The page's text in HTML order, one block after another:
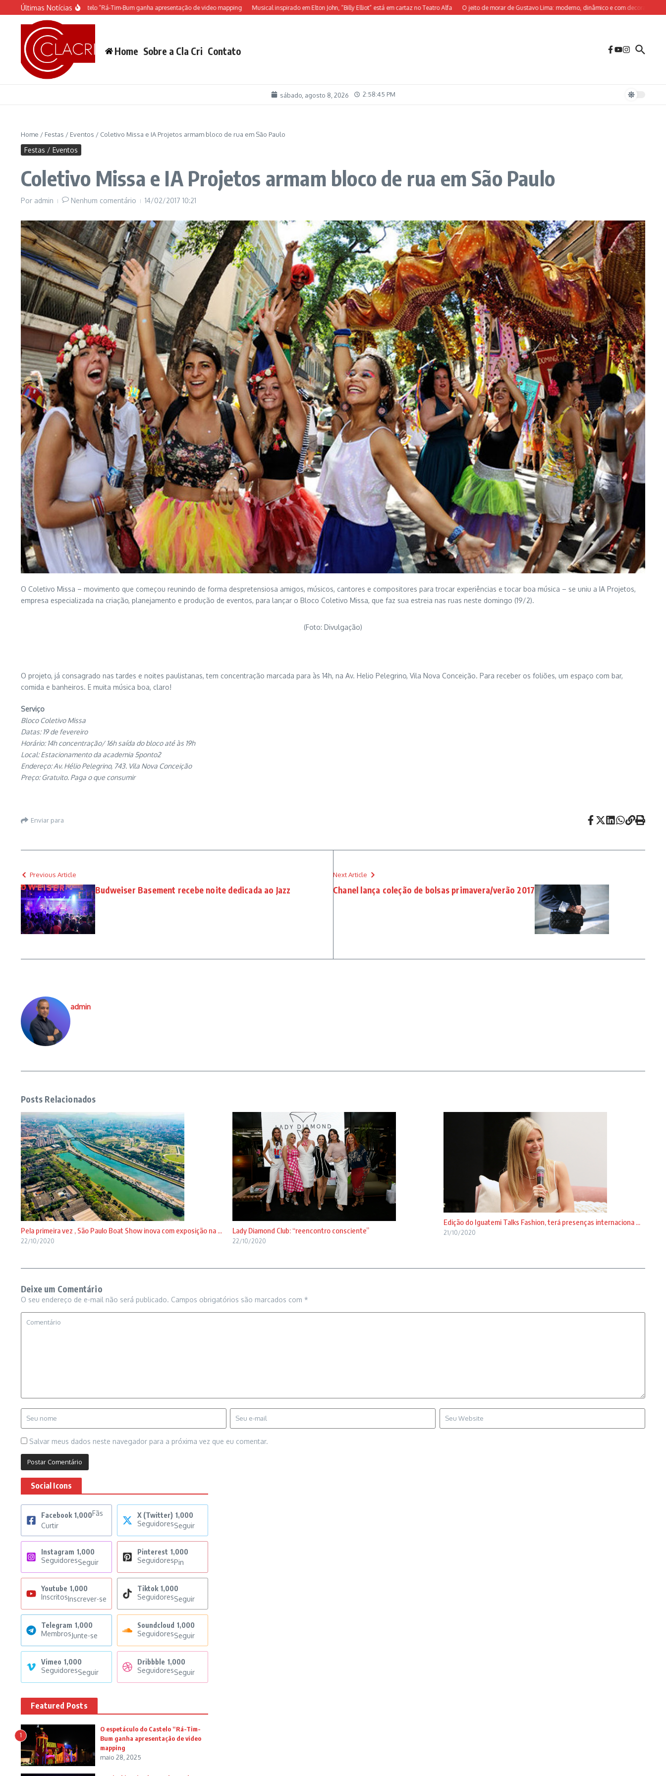
Ir para o conteúdo
Últimas Notícias
O espetáculo do Castelo “Rá-Tim-Bum ganha apresentação de video mapping Musical inspirado em Elton John, “Billy Elliot” está em cartaz no Teatro Alfa O jeito de morar de Gustavo Lima: moderno, dinâmico e com decoração sob
Home Sobre a Cla Cri Contato
sábado, agosto 8, 2026 2:58:46 PM
Home / Festas / Eventos / Coletivo Missa e IA Projetos armam bloco de rua em São Paulo
Festas / Eventos
Coletivo Missa e IA Projetos armam bloco de rua em São Paulo
Por admin Nenhum comentário 14/02/2017 10:21
O Coletivo Missa – movimento que começou reunindo de forma despretensiosa amigos, músicos, cantores e compositores para trocar experiências e tocar boa música – se uniu a IA Projetos,
empresa especializada na criação, planejamento e produção de eventos, para lançar o Bloco Coletivo Missa, que faz sua estreia nas ruas neste domingo (19/2).
(Foto: Divulgação)
O projeto, já consagrado nas tardes e noites paulistanas, tem concentração marcada para às 14h, na Av. Helio Pelegrino, Vila Nova Conceição. Para receber os foliões, um espaço com bar,
comida e banheiros. E muita música boa, claro!
Serviço
Bloco Coletivo Missa
Datas: 19 de fevereiro
Horário: 14h concentração/ 16h saída do bloco até às 19h
Local: Estacionamento da academia 5ponto2
Endereço: Av. Hélio Pelegrino, 743. Vila Nova Conceição
Preço: Gratuito. Paga o que consumir
Enviar para
Previous Article
Budweiser Basement recebe noite dedicada ao Jazz
Next Article
Chanel lança coleção de bolsas primavera/verão 2017
admin
Posts Relacionados
Pela primeira vez , São Paulo Boat Show inova com exposição na ...
22/10/2020
Lady Diamond Club: “reencontro consciente”
22/10/2020
Edição do Iguatemi Talks Fashion, terá presenças internaciona ...
21/10/2020
Deixe um Comentário
O seu endereço de e-mail não será publicado. Campos obrigatórios são marcados com *
Salvar meus dados neste navegador para a próxima vez que eu comentar.
Social Icons
Facebook 1,000Fãs
Curtir
X (Twitter) 1,000
SeguidoresSeguir
Instagram 1,000
SeguidoresSeguir
Pinterest 1,000
SeguidoresPin
Youtube 1,000
InscritosInscrever-se
Tiktok 1,000
SeguidoresSeguir
Telegram 1,000
MembrosJunte-se
Soundcloud 1,000
SeguidoresSeguir
Vimeo 1,000
SeguidoresSeguir
Dribbble 1,000
SeguidoresSeguir
Featured Posts
1
O espetáculo do Castelo “Rá-Tim-
Bum ganha apresentação de video
mapping
maio 28, 2025